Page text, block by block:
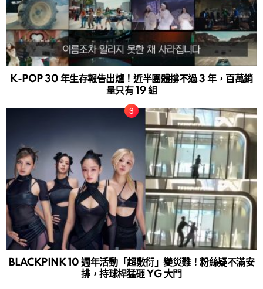
K-POP 30 年生存報告出爐！近半團體撐不過 3 年，百萬銷
量只有 19 組
BLACKPINK 10 週年活動「超敷衍」變災難！粉絲疑不滿安
排，持球桿猛砸 YG 大門